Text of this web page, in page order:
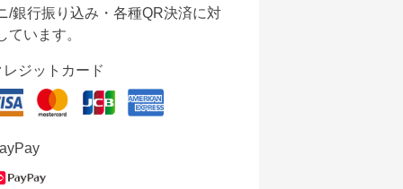
/銀行振り込み・各種QR決済に対
ています。
レジットカード